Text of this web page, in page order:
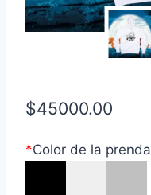
$45000.00
*Color de la prenda